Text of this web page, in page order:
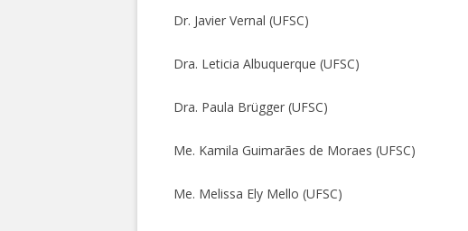
Dr. Javier Vernal (UFSC)
Dra. Leticia Albuquerque (UFSC)
Dra. Paula Brügger (UFSC)
Me. Kamila Guimarães de Moraes (UFSC)
Me. Melissa Ely Mello (UFSC)